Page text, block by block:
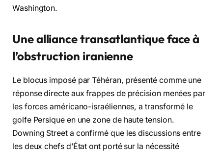
Washington.
Une alliance transatlantique face à
l’obstruction iranienne
Le blocus imposé par Téhéran, présenté comme une
réponse directe aux frappes de précision menées par
les forces américano-israéliennes, a transformé le
golfe Persique en une zone de haute tension.
Downing Street a confirmé que les discussions entre
les deux chefs d’État ont porté sur la nécessité